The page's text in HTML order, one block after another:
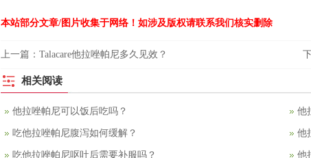
本站部分文章/图片收集于网络！如涉及版权请联系我们核实删除
上一篇： Talacare他拉唑帕尼多久见效？
相关阅读
他拉唑帕尼可以饭后吃吗？ 他
吃他拉唑帕尼腹泻如何缓解？ 他
吃他拉唑帕尼呕吐后需要补服吗？ 他